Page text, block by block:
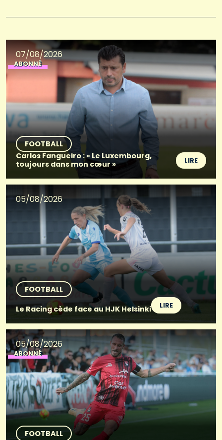
07/08/2026
ABONNÉ
FOOTBALL
Carlos Fangueiro : « Le Luxembourg,
toujours dans mon cœur »
LIRE
05/08/2026
FOOTBALL
Le Racing cède face au HJK Helsinki
LIRE
05/08/2026
ABONNÉ
FOOTBALL